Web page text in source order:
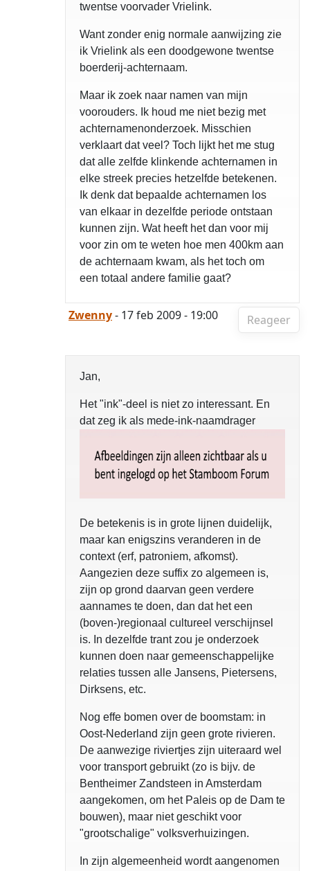
twentse voorvader Vrielink.
Want zonder enig normale aanwijzing zie
ik Vrielink als een doodgewone twentse
boerderij-achternaam.
Maar ik zoek naar namen van mijn
voorouders. Ik houd me niet bezig met
achternamenonderzoek. Misschien
verklaart dat veel? Toch lijkt het me stug
dat alle zelfde klinkende achternamen in
elke streek precies hetzelfde betekenen.
Ik denk dat bepaalde achternamen los
van elkaar in dezelfde periode ontstaan
kunnen zijn. Wat heeft het dan voor mij
voor zin om te weten hoe men 400km aan
de achternaam kwam, als het toch om
een totaal andere familie gaat?
Reageer
Zwenny- 17 feb 2009 - 19:00
Jan,
Het "ink"-deel is niet zo interessant. En
dat zeg ik als mede-ink-naamdrager
De betekenis is in grote lijnen duidelijk,
maar kan enigszins veranderen in de
context (erf, patroniem, afkomst).
Aangezien deze suffix zo algemeen is,
zijn op grond daarvan geen verdere
aannames te doen, dan dat het een
(boven-)regionaal cultureel verschijnsel
is. In dezelfde trant zou je onderzoek
kunnen doen naar gemeenschappelijke
relaties tussen alle Jansens, Pietersens,
Dirksens, etc.
Nog effe bomen over de boomstam: in
Oost-Nederland zijn geen grote rivieren.
De aanwezige riviertjes zijn uiteraard wel
voor transport gebruikt (zo is bijv. de
Bentheimer Zandsteen in Amsterdam
aangekomen, om het Paleis op de Dam te
bouwen), maar niet geschikt voor
"grootschalige" volksverhuizingen.
In zijn algemeenheid wordt aangenomen